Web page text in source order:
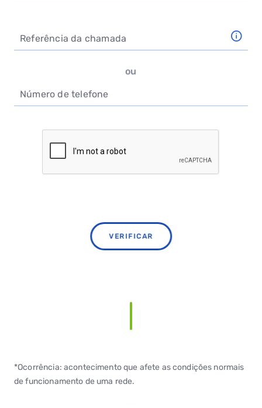
Referência da chamada
ou
Número de telefone
VERIFICAR
*Ocorrência: acontecimento que afete as condições normais
de funcionamento de uma rede.